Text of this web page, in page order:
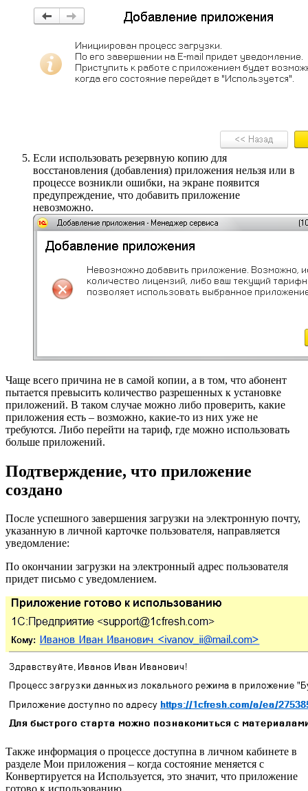
Если использовать резервную копию для
восстановления (добавления) приложения нельзя или в
процессе возникли ошибки, на экране появится
предупреждение, что добавить приложение
невозможно.
Чаще всего причина не в самой копии, а в том, что абонент
пытается превысить количество разрешенных к установке
приложений. В таком случае можно либо проверить, какие
приложения есть – возможно, какие-то из них уже не
требуются. Либо перейти на тариф, где можно использовать
больше приложений.
Подтверждение, что приложение
создано
После успешного завершения загрузки на электронную почту,
указанную в личной карточке пользователя, направляется
уведомление:
По окончании загрузки на электронный адрес пользователя
придет письмо с уведомлением.
Также информация о процессе доступна в личном кабинете в
разделе Мои приложения – когда состояние меняется с
Конвертируется на Используется, это значит, что приложение